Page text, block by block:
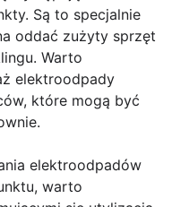
Są to specjalnie
oddać zużyty sprzęt
Warto
elektroodpady
które mogą być
elektroodpadów
warto